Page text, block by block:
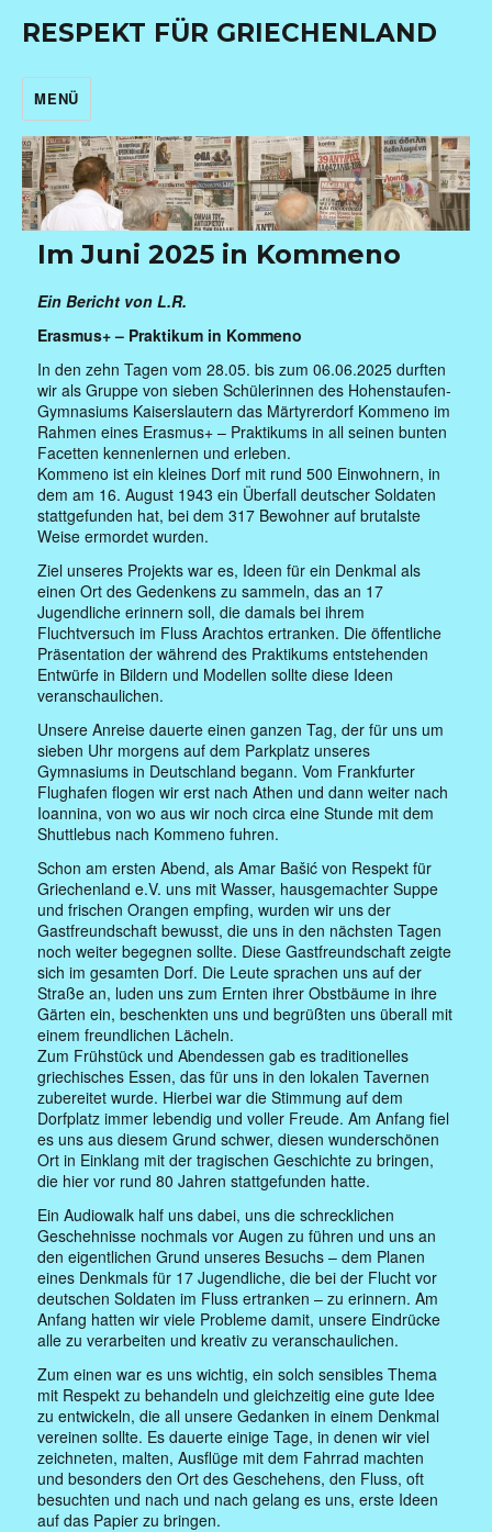
RESPEKT FÜR GRIECHENLAND
MENÜ
Im Juni 2025 in Kommeno
Ein Bericht von L.R.
Erasmus+ – Praktikum in Kommeno
In den zehn Tagen vom 28.05. bis zum 06.06.2025 durften
wir als Gruppe von sieben Schülerinnen des Hohenstaufen-
Gymnasiums Kaiserslautern das Märtyrerdorf Kommeno im
Rahmen eines Erasmus+ – Praktikums in all seinen bunten
Facetten kennenlernen und erleben.
Kommeno ist ein kleines Dorf mit rund 500 Einwohnern, in
dem am 16. August 1943 ein Überfall deutscher Soldaten
stattgefunden hat, bei dem 317 Bewohner auf brutalste
Weise ermordet wurden.
Ziel unseres Projekts war es, Ideen für ein Denkmal als
einen Ort des Gedenkens zu sammeln, das an 17
Jugendliche erinnern soll, die damals bei ihrem
Fluchtversuch im Fluss Arachtos ertranken. Die öffentliche
Präsentation der während des Praktikums entstehenden
Entwürfe in Bildern und Modellen sollte diese Ideen
veranschaulichen.
Unsere Anreise dauerte einen ganzen Tag, der für uns um
sieben Uhr morgens auf dem Parkplatz unseres
Gymnasiums in Deutschland begann. Vom Frankfurter
Flughafen flogen wir erst nach Athen und dann weiter nach
Ioannina, von wo aus wir noch circa eine Stunde mit dem
Shuttlebus nach Kommeno fuhren.
Schon am ersten Abend, als Amar Bašić von Respekt für
Griechenland e.V. uns mit Wasser, hausgemachter Suppe
und frischen Orangen empfing, wurden wir uns der
Gastfreundschaft bewusst, die uns in den nächsten Tagen
noch weiter begegnen sollte. Diese Gastfreundschaft zeigte
sich im gesamten Dorf. Die Leute sprachen uns auf der
Straße an, luden uns zum Ernten ihrer Obstbäume in ihre
Gärten ein, beschenkten uns und begrüßten uns überall mit
einem freundlichen Lächeln.
Zum Frühstück und Abendessen gab es traditionelles
griechisches Essen, das für uns in den lokalen Tavernen
zubereitet wurde. Hierbei war die Stimmung auf dem
Dorfplatz immer lebendig und voller Freude. Am Anfang fiel
es uns aus diesem Grund schwer, diesen wunderschönen
Ort in Einklang mit der tragischen Geschichte zu bringen,
die hier vor rund 80 Jahren stattgefunden hatte.
Ein Audiowalk half uns dabei, uns die schrecklichen
Geschehnisse nochmals vor Augen zu führen und uns an
den eigentlichen Grund unseres Besuchs – dem Planen
eines Denkmals für 17 Jugendliche, die bei der Flucht vor
deutschen Soldaten im Fluss ertranken – zu erinnern. Am
Anfang hatten wir viele Probleme damit, unsere Eindrücke
alle zu verarbeiten und kreativ zu veranschaulichen.
Zum einen war es uns wichtig, ein solch sensibles Thema
mit Respekt zu behandeln und gleichzeitig eine gute Idee
zu entwickeln, die all unsere Gedanken in einem Denkmal
vereinen sollte. Es dauerte einige Tage, in denen wir viel
zeichneten, malten, Ausflüge mit dem Fahrrad machten
und besonders den Ort des Geschehens, den Fluss, oft
besuchten und nach und nach gelang es uns, erste Ideen
auf das Papier zu bringen.